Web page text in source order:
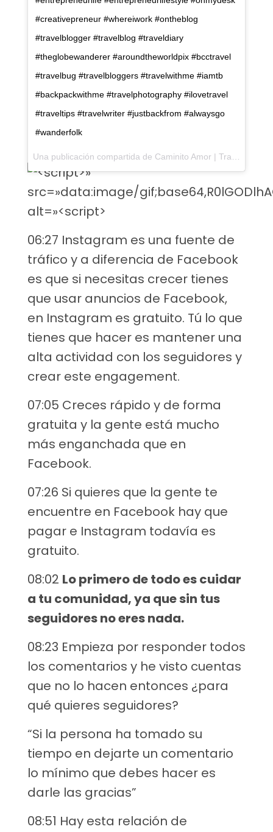
#creativepreneur #whereiwork #ontheblog
#travelblogger #travelblog #traveldiary
#theglobewanderer #aroundtheworldpix #bcctravel
#travelbug #travelbloggers #travelwithme #iamtb
#backpackwithme #travelphotography #ilovetravel
#traveltips #travelwriter #justbackfrom #alwaysgo
#wanderfolk
Una publicación compartida de Caminito Amor | Travel Blog🌍
06:27 Instagram es una fuente de
tráfico y a diferencia de Facebook
es que si necesitas crecer tienes
que usar anuncios de Facebook,
en Instagram es gratuito. Tú lo que
tienes que hacer es mantener una
alta actividad con los seguidores y
crear este engagement.
07:05 Creces rápido y de forma
gratuita y la gente está mucho
más enganchada que en
Facebook.
07:26 Si quieres que la gente te
encuentre en Facebook hay que
pagar e Instagram todavía es
gratuito.
08:02 Lo primero de todo es cuidar
a tu comunidad, ya que sin tus
seguidores no eres nada.
08:23 Empieza por responder todos
los comentarios y he visto cuentas
que no lo hacen entonces ¿para
qué quieres seguidores?
“Si la persona ha tomado su
tiempo en dejarte un comentario
lo mínimo que debes hacer es
darle las gracias”
08:51 Hay esta relación de